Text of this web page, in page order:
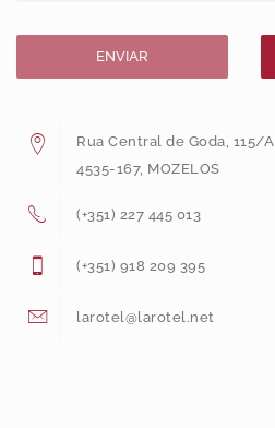
ENVIAR
Rua Central de Goda, 115/A
4535-167, MOZELOS
(+351) 227 445 013
(+351) 918 209 395
larotel@larotel.net